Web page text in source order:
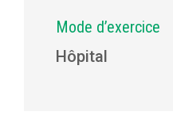
Mode d’exercice
Hôpital